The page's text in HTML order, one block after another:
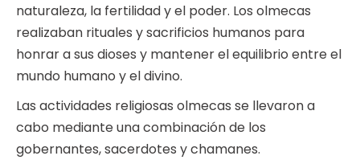
naturaleza, la fertilidad y el poder. Los olmecas
realizaban rituales y sacrificios humanos para
honrar a sus dioses y mantener el equilibrio entre el
mundo humano y el divino.
Las actividades religiosas olmecas se llevaron a
cabo mediante una combinación de los
gobernantes, sacerdotes y chamanes.